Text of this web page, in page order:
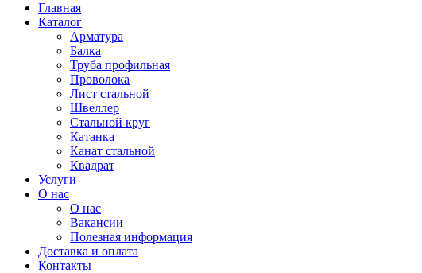
Главная
Каталог
Арматура
Балка
Труба профильная
Проволока
Лист стальной
Швеллер
Стальной круг
Катанка
Канат стальной
Квадрат
Услуги
О нас
О нас
Вакансии
Полезная информация
Доставка и оплата
Контакты